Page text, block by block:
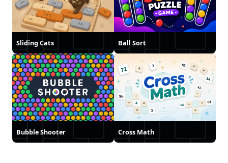
Sliding Cats Ball Sort
Bubble Shooter Cross Math